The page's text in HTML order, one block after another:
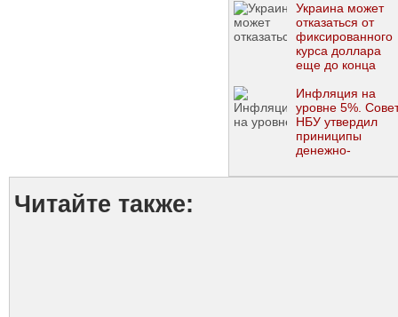
Украина может
отказаться от
фиксированного
курса доллара
еще до конца
зависит
Инфляция на
уровне 5%.
НБУ утвердил
приниципы
денежно-
политики на 2020
Читайте также: